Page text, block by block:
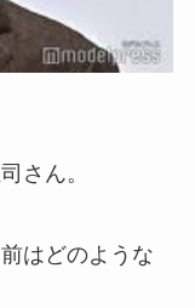
さん。
はどのような